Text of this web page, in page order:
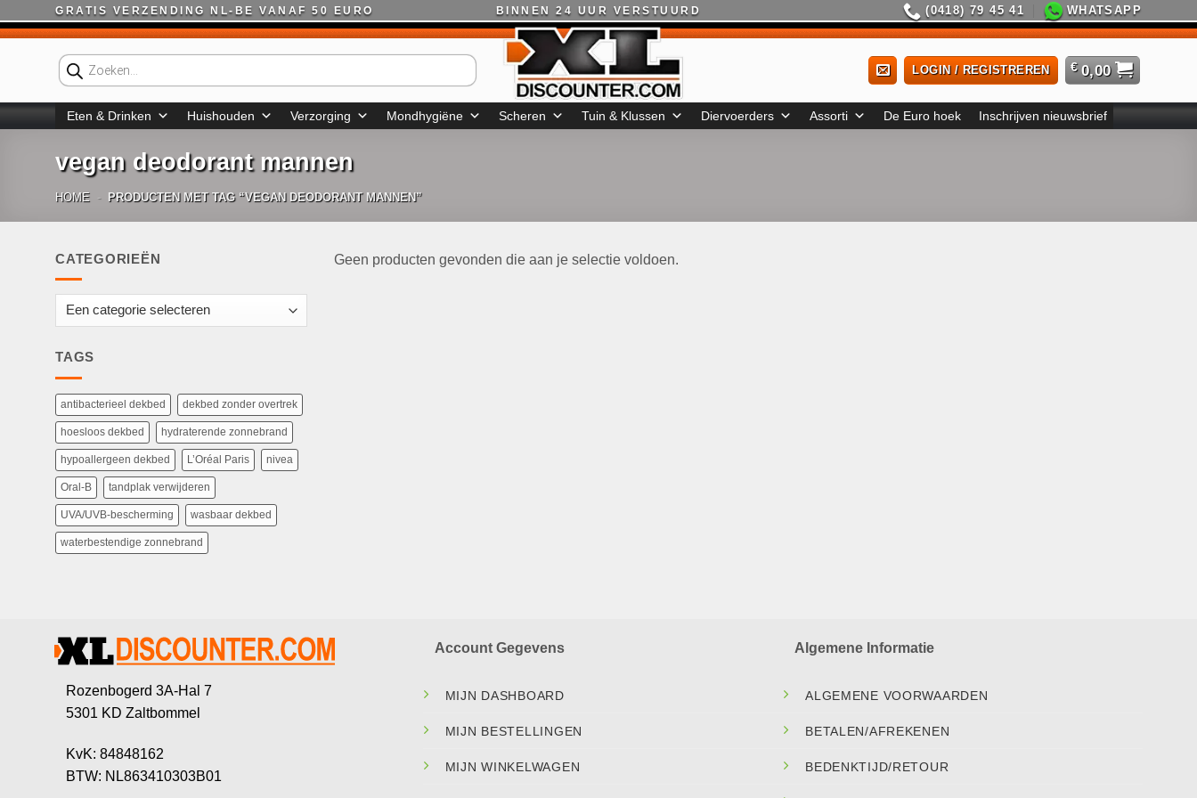
naar
GRATIS VERZENDING NL-BE VANAF 50 EURO BINNEN 24 UUR VERSTUURD (0418) 79 45 41 WHATSAPP
Producten
zoeken
LOGIN / REGISTREREN € 0,00
Eten & Drinken Huishouden Verzorging Mondhygiëne Scheren Tuin & Klussen Diervoerders Assorti De Euro hoek Inschrijven nieuwsbrief
vegan deodorant mannen
HOME - PRODUCTEN MET TAG “VEGAN DEODORANT MANNEN”
CATEGORIEËN
TAGS
antibacterieel dekbed dekbed zonder overtrek
hoesloos dekbed hydraterende zonnebrand
hypoallergeen dekbed L’Oréal Paris nivea
Oral-B tandplak verwijderen
UVA/UVB-bescherming wasbaar dekbed
waterbestendige zonnebrand
Geen producten gevonden die aan je selectie voldoen.
Rozenbogerd 3A-Hal 7
5301 KD Zaltbommel
KvK: 84848162
BTW: NL863410303B01
Account Gegevens
MIJN DASHBOARD
MIJN BESTELLINGEN
MIJN WINKELWAGEN
Algemene Informatie
ALGEMENE VOORWAARDEN
BETALEN/AFREKENEN
BEDENKTIJD/RETOUR